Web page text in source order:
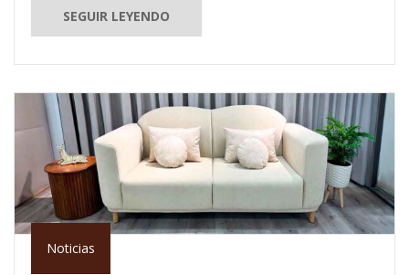
SEGUIR LEYENDO
Noticias